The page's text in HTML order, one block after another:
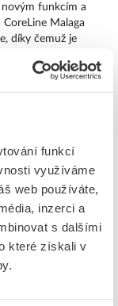
funkcí
využíváme
web používáte,
inzerci a
s dalšími
které získali v
funkcím a
Malaga
díky čemuž je
Kromě výše
paprskem (DW),.
chránící před
fotobuňka
F). Ne všechny
nejasností se
Philips.